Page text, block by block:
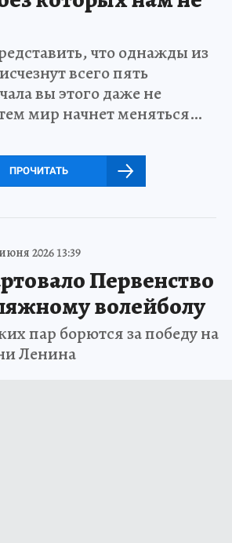
что однажды из
всего пять
вы этого даже не
мир начнет меняться…
ПРОЧИТАТЬ
2026 13:39
Первенство
волейболу
пар борются за победу на
Ленина